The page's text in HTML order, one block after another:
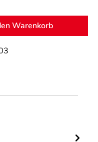
gewünschten
Warenkorb